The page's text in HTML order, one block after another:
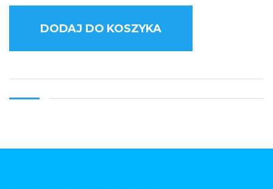
DODAJ DO KOSZYKA